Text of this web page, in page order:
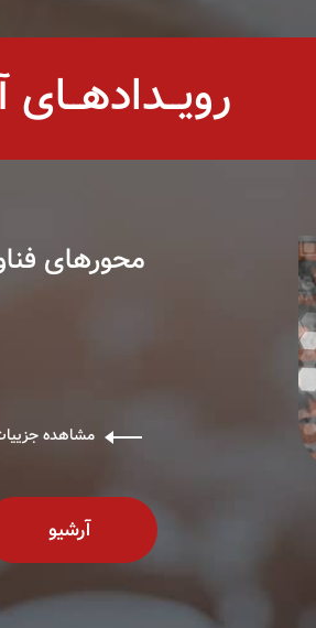
رویــدادهــای
محورهای
مشاهده
آرشیو